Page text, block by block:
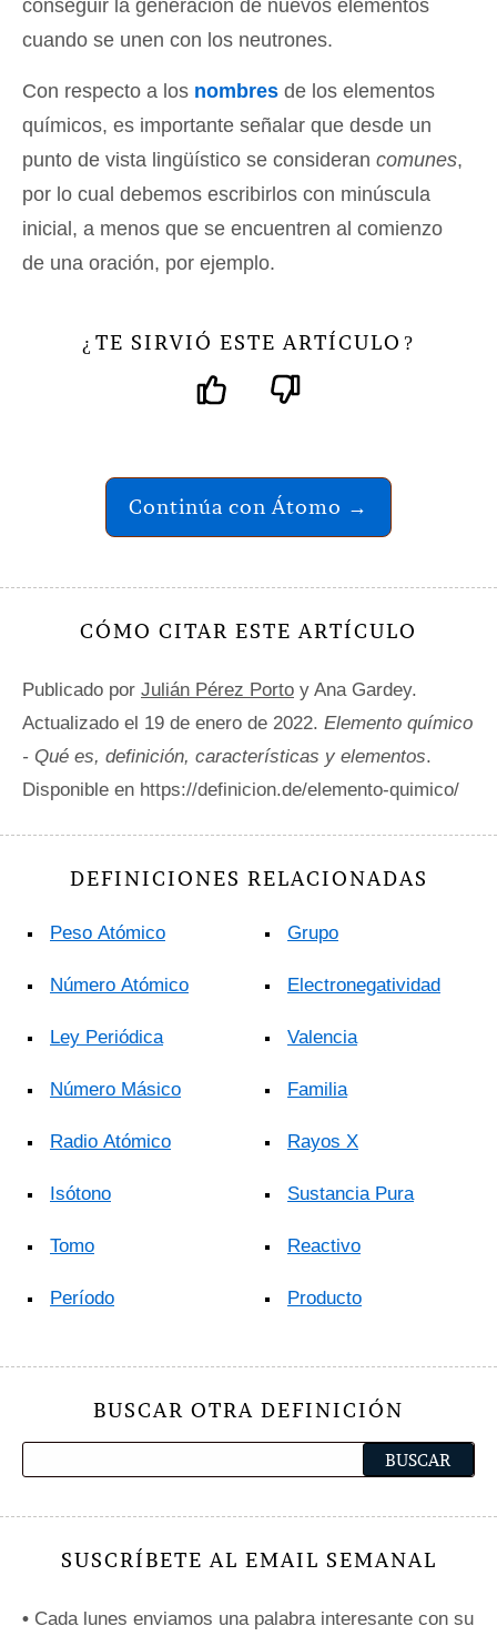
conseguir la generación de nuevos elementos
cuando se unen con los neutrones.
Con respecto a los nombres de los elementos
químicos, es importante señalar que desde un
punto de vista lingüístico se consideran comunes,
por lo cual debemos escribirlos con minúscula
inicial, a menos que se encuentren al comienzo
de una oración, por ejemplo.
¿ TE SIRVIÓ ESTE ARTÍCULO ?
Continúa con Átomo →
CÓMO CITAR ESTE ARTÍCULO
Publicado por Julián Pérez Porto y Ana Gardey.
Actualizado el 19 de enero de 2022. Elemento químico
- Qué es, definición, características y elementos.
Disponible en https://definicion.de/elemento-quimico/
DEFINICIONES RELACIONADAS
Peso Atómico
Número Atómico
Ley Periódica
Número Másico
Radio Atómico
Isótono
Tomo
Período
Grupo
Electronegatividad
Valencia
Familia
Rayos X
Sustancia Pura
Reactivo
Producto
BUSCAR OTRA DEFINICIÓN
SUSCRÍBETE AL EMAIL SEMANAL
• Cada lunes enviamos una palabra interesante con su